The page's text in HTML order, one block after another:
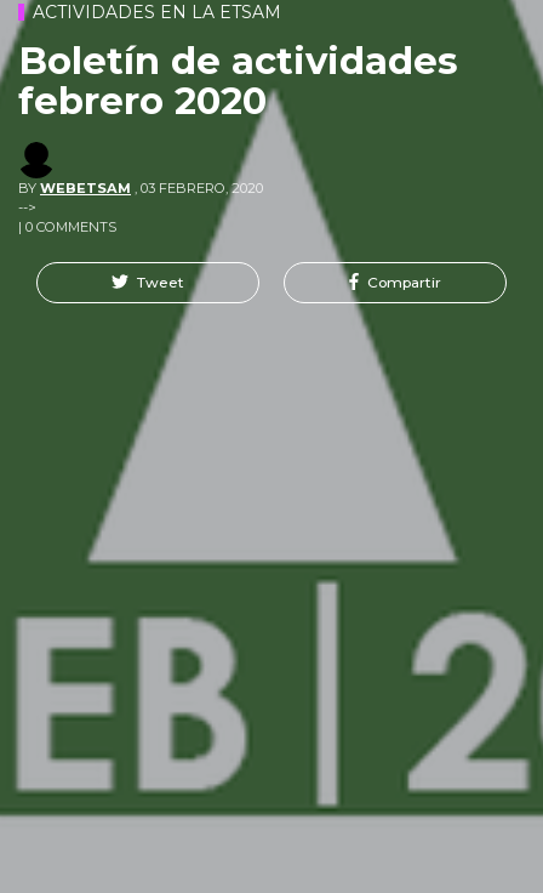
ACTIVIDADES EN LA ETSAM
Boletín de actividades
febrero 2020
BY WEBETSAM
03 FEBRERO, 2020
-->
| 0 COMMENTS
Tweet Compartir